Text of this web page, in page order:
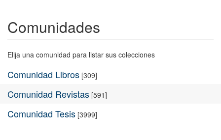
Comunidades
Elija una comunidad para listar sus colecciones
Comunidad Libros [309]
Comunidad Revistas [591]
Comunidad Tesis [3999]